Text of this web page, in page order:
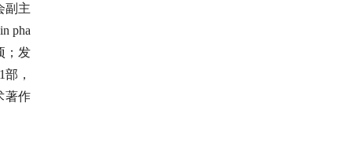
副主
pha
；发
，
著作